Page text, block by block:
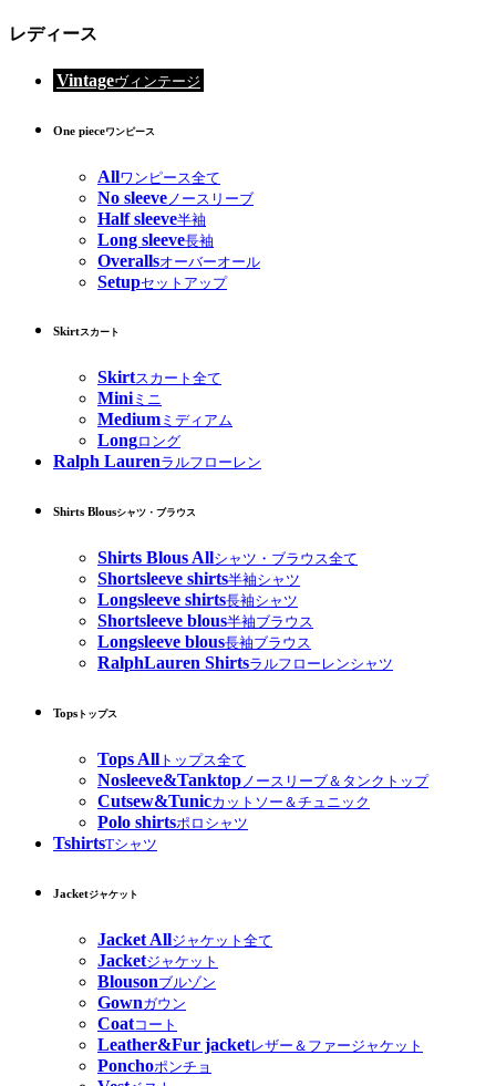
レディース
Vintageヴィンテージ
One pieceワンピース
Allワンピース全て
No sleeve ノースリーブ
Half sleeve半袖
Long sleeve長袖
Overallsオーバーオール
Setupセットアップ
Skirtスカート
Skirtスカート全て
Miniミニ
Medium ミディアム
Longロング
Ralph Laurenラルフローレン
Shirts Blousシャツ・ブラウス
Shirts Blous Allシャツ・ブラウス全て
Shortsleeve shirts半袖シャツ
Longsleeve shirts長袖シャツ
Shortsleeve blous半袖ブラウス
Longsleeve blous長袖ブラウス
RalphLauren Shirtsラルフローレンシャツ
Tops トップス
Tops All トップス全て
Nosleeve&Tanktopノースリーブ＆タンクトップ
Cutsew&Tunicカットソー＆チュニック
Polo shirtsポロシャツ
TshirtsTシャツ
Jacketジャケット
Jacket Allジャケット全て
Jacketジャケット
Blousonブルゾン
Gownガウン
Coatコート
Leather&Fur jacketレザー＆ファージャケット
Ponchoポンチョ